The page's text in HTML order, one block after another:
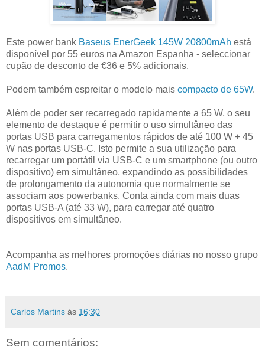
Este power bank Baseus EnerGeek 145W 20800mAh está
disponível por 55 euros na Amazon Espanha - seleccionar
cupão de desconto de €36 e 5% adicionais.
Podem também espreitar o modelo mais compacto de 65W.
Além de poder ser recarregado rapidamente a 65 W, o seu
elemento de destaque é permitir o uso simultâneo das
portas USB para carregamentos rápidos de até 100 W + 45
W nas portas USB-C. Isto permite a sua utilização para
recarregar um portátil via USB-C e um smartphone (ou outro
dispositivo) em simultâneo, expandindo as possibilidades
de prolongamento da autonomia que normalmente se
associam aos powerbanks. Conta ainda com mais duas
portas USB-A (até 33 W), para carregar até quatro
dispositivos em simultâneo.
Acompanha as melhores promoções diárias no nosso grupo
AadM Promos.
Carlos Martins às 16:30
Sem comentários: